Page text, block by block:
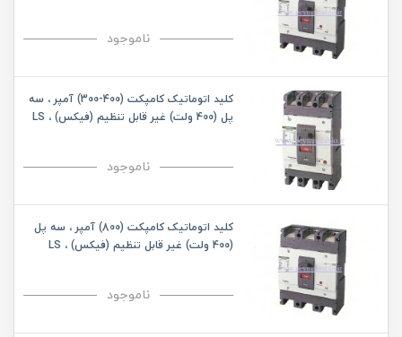
ناموجود
کلید اتوماتیک کامپکت (400-300) آمپر ، سه
پل (400 ولت) غیر قابل تنظیم (فیکس) ، LS
ناموجود
کلید اتوماتیک کامپکت (800) آمپر ، سه پل
(400 ولت) غیر قابل تنظیم (فیکس) ، LS
ناموجود